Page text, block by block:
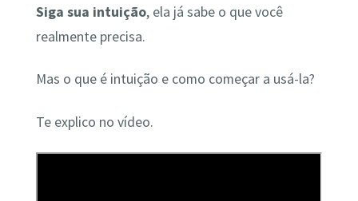
Siga sua intuição, ela já sabe o que você
realmente precisa.
Mas o que é intuição e como começar a usá-la?
Te explico no vídeo.